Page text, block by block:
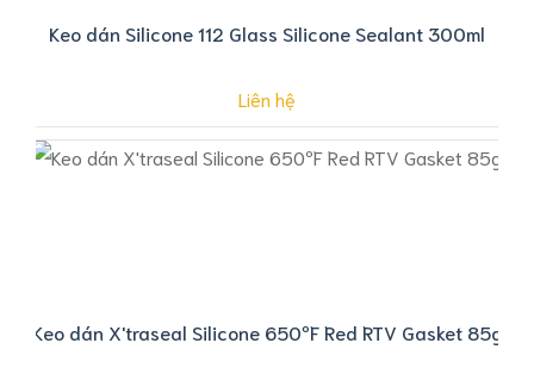
Keo dán Silicone 112 Glass Silicone Sealant 300ml
Liên hệ
Keo dán X'traseal Silicone 650ºF Red RTV Gasket 85g